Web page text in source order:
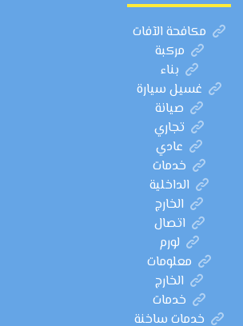
مكافحة الآفات
مركبة
بناء
غسيل سيارة
صيانة
تجاري
عادي
خدمات
الداخلية
الخارج
اتصال
لورم
معلومات
الخارج
خدمات
خدمات ساخنة